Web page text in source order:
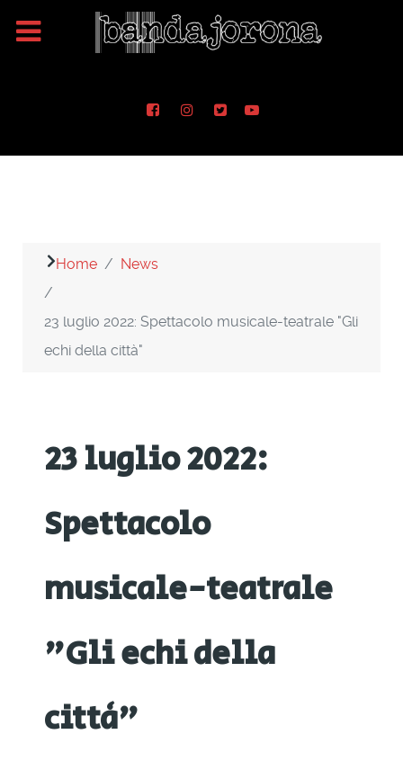
Home News
23 luglio 2022: Spettacolo musicale-teatrale "Gli
echi della città"
23 luglio 2022:
Spettacolo
musicale-teatrale
"Gli echi della
città"